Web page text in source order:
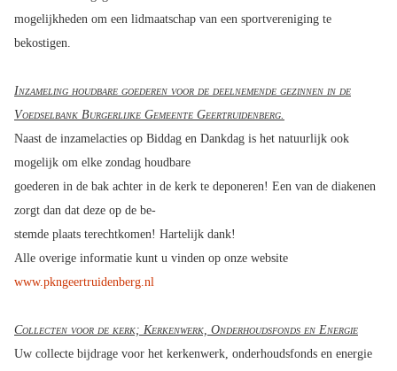
mogelijkheden om een lidmaatschap van een sportvereniging te
bekostigen.
Inzameling houdbare goederen voor de deelnemende gezinnen in de
Voedselbank Burgerlijke Gemeente Geertruidenberg.
Naast de inzamelacties op Biddag en Dankdag is het natuurlijk ook
mogelijk om elke zondag houdbare
goederen in de bak achter in de kerk te deponeren! Een van de diakenen
zorgt dan dat deze op de be-
stemde plaats terechtkomen! Hartelijk dank!
Alle overige informatie kunt u vinden op onze website
www.pkngeertruidenberg.nl
Collecten voor de kerk; Kerkenwerk, Onderhoudsfonds en Energie
Uw collecte bijdrage voor het kerkenwerk, onderhoudsfonds en energie